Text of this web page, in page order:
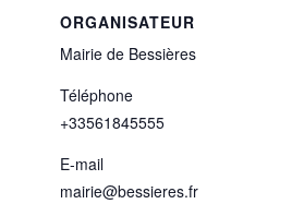
ORGANISATEUR
Mairie de Bessières
Téléphone
+33561845555
E-mail
mairie@bessieres.fr